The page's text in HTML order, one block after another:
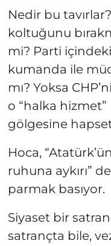
Nedir bu
koltuğunu
mi? Parti
kumanda ile
mı? Yoksa
o “halka hizmet”
gölgesine
Hoca,
ruhuna aykırı”
parmak basıyor.
Siyaset bir
satrançta bile,